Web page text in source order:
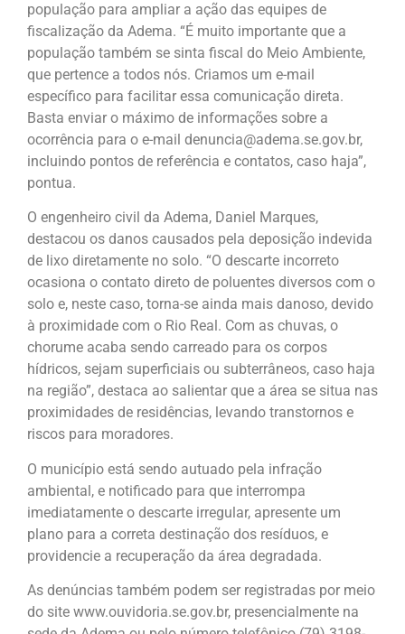
população para ampliar a ação das equipes de
fiscalização da Adema. “É muito importante que a
população também se sinta fiscal do Meio Ambiente,
que pertence a todos nós. Criamos um e-mail
específico para facilitar essa comunicação direta.
Basta enviar o máximo de informações sobre a
ocorrência para o e-mail denuncia@adema.se.gov.br,
incluindo pontos de referência e contatos, caso haja”,
pontua.
O engenheiro civil da Adema, Daniel Marques,
destacou os danos causados pela deposição indevida
de lixo diretamente no solo. “O descarte incorreto
ocasiona o contato direto de poluentes diversos com o
solo e, neste caso, torna-se ainda mais danoso, devido
à proximidade com o Rio Real. Com as chuvas, o
chorume acaba sendo carreado para os corpos
hídricos, sejam superficiais ou subterrâneos, caso haja
na região”, destaca ao salientar que a área se situa nas
proximidades de residências, levando transtornos e
riscos para moradores.
O município está sendo autuado pela infração
ambiental, e notificado para que interrompa
imediatamente o descarte irregular, apresente um
plano para a correta destinação dos resíduos, e
providencie a recuperação da área degradada.
As denúncias também podem ser registradas por meio
do site www.ouvidoria.se.gov.br, presencialmente na